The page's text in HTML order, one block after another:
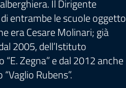
Il Dirigente
entrambe le scuole oggetto
era Cesare Molinari; già
2005, dell’Istituto
“E. Zegna” e dal 2012 anche
Rubens”.